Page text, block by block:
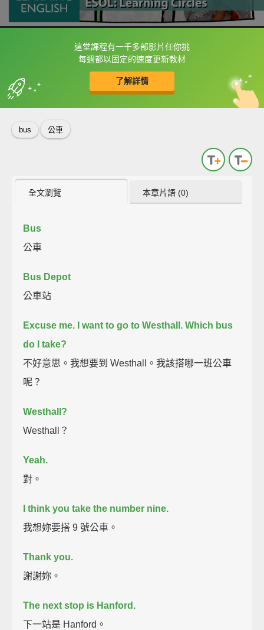
這堂課程有一千多部影片任你挑
每週都以固定的速度更新教材
了解詳情
框選或點兩下字幕可以直接查字典喔！
收錄佳句 中
英
bus 公車
全文瀏覽 本章片語 (0)
Bus
公車
Bus Depot
公車站
Excuse me. I want to go to Westhall. Which bus
do I take?
不好意思。我想要到 Westhall。我該搭哪一班公車
呢？
Westhall?
Westhall？
Yeah.
對。
I think you take the number nine.
我想妳要搭 9 號公車。
Thank you.
謝謝妳。
The next stop is Hanford.
下一站是 Hanford。